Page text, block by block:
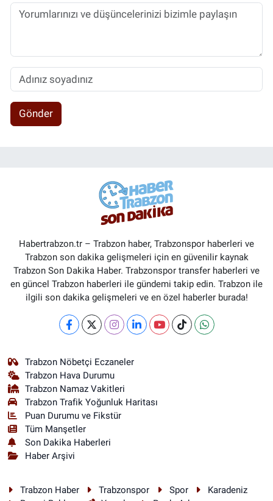
Gönder
Habertrabzon.tr – Trabzon haber, Trabzonspor haberleri ve
Trabzon son dakika gelişmeleri için en güvenilir kaynak
Trabzon Son Dakika Haber. Trabzonspor transfer haberleri ve
en güncel Trabzon haberleri ile gündemi takip edin. Trabzon ile
ilgili son dakika gelişmeleri ve en özel haberler burada!
Trabzon Nöbetçi Eczaneler
Trabzon Hava Durumu
Trabzon Namaz Vakitleri
Trabzon Trafik Yoğunluk Haritası
Puan Durumu ve Fikstür
Tüm Manşetler
Son Dakika Haberleri
Haber Arşivi
Trabzon Haber Trabzonspor Spor
Karadeniz